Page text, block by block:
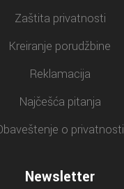
Zaštita privatnosti
Kreiranje porudžbine
Reklamacija
Najčešća pitanja
o privatnosti
Newsletter